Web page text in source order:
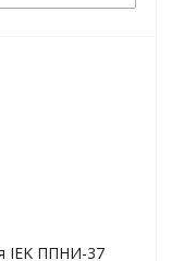
IEK ППНИ-37